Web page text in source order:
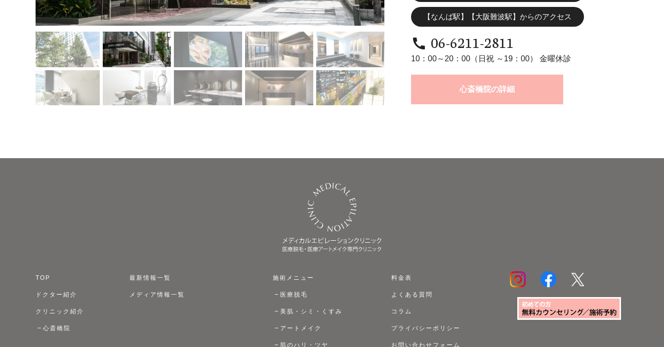
【なんば駅】【大阪難波駅】からのアクセス
06-6211-2811
call
10：00～20：00（日祝 ～19：00） 金曜休診
心斎橋院の詳細
TOP
ドクター紹介
クリニック紹介
心斎橋院
最新情報一覧
メディア情報一覧
施術メニュー
医療脱毛
美肌・シミ・くすみ
アートメイク
肌のハリ・ツヤ
料金表
よくある質問
コラム
プライバシーポリシー
お問い合わせフォーム